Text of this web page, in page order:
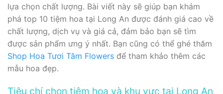
lựa chọn chất lượng. Bài viết này sẽ giúp bạn khám
phá top 10 tiệm hoa tại Long An được đánh giá cao về
chất lượng, dịch vụ và giá cả, đảm bảo bạn sẽ tìm
được sản phẩm ưng ý nhất. Bạn cũng có thể ghé thăm
Shop Hoa Tươi Tâm Flowers để tham khảo thêm các
mẫu hoa đẹp.
Tiêu chí chọn tiệm hoa và khu vực tại Long An